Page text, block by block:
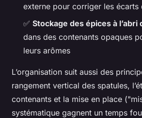
externe pour corriger les écarts
✅ Stockage des épices à l’abri
dans des contenants opaques
leurs arômes
L’organisation suit aussi des
rangement vertical des spatules,
contenants et la mise en place
systématique gagnent un temps